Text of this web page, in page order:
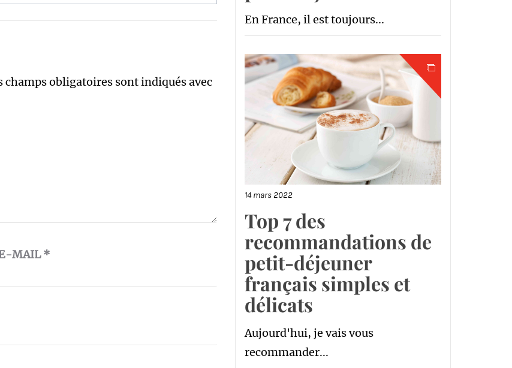
champs obligatoires sont indiqués avec
MAIL*
En France, il est toujours...
14 mars 2022
Top 7 des
recommandations de
petit-déjeuner
français simples et
délicats
Aujourd'hui, je vais vous
recommander...